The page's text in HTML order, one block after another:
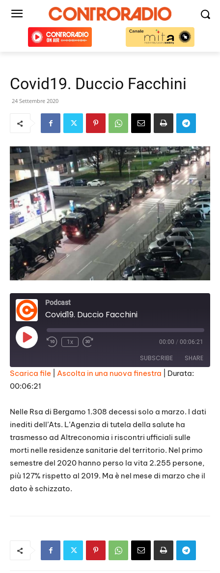
Covid19. Duccio Facchini
24 Settembre 2020
Podcast
Covid19. Duccio Facchini
Play
Episode
1x 00:00 / 00:06:21
SUBSCRIBE SHARE
SHARE
LINK
EMBED
Scarica file Ascolta in una nuova finestra
Durata:
00:06:21
Nelle Rsa di Bergamo 1.308 decessi solo a marzo. I dati
inediti dell’Ats. L’Agenzia di tutela della salute ha
trasmesso ad Altreconomia i riscontri ufficiali sulle
morti nelle residenze sanitarie del territorio. Nel primo
semestre del 2020 hanno perso la vita 2.255 persone,
più 127% rispetto al 2019. Ma è nel mese di marzo che il
dato è schizzato.